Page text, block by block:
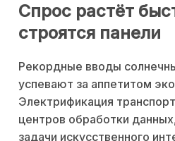
Спрос растёт
строятся панели
Рекордные вводы
успевают за аппетитом
Электрификация
центров обработки
задачи искусственного